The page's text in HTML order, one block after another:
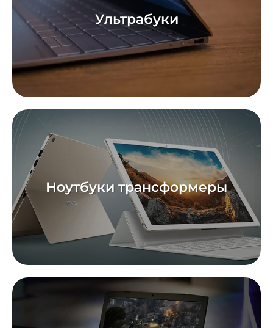
Ультрабуки
Ноутбуки трансформеры